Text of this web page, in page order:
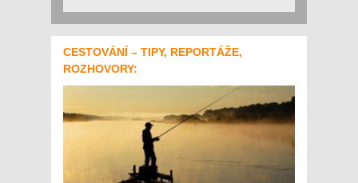
CESTOVÁNÍ – TIPY, REPORTÁŽE,
ROZHOVORY: